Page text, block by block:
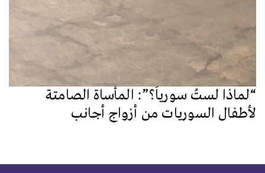
“لماذا لستُ سورياً؟”: المأساة الصامتة
لأطفال السوريات من أزواج أجانب